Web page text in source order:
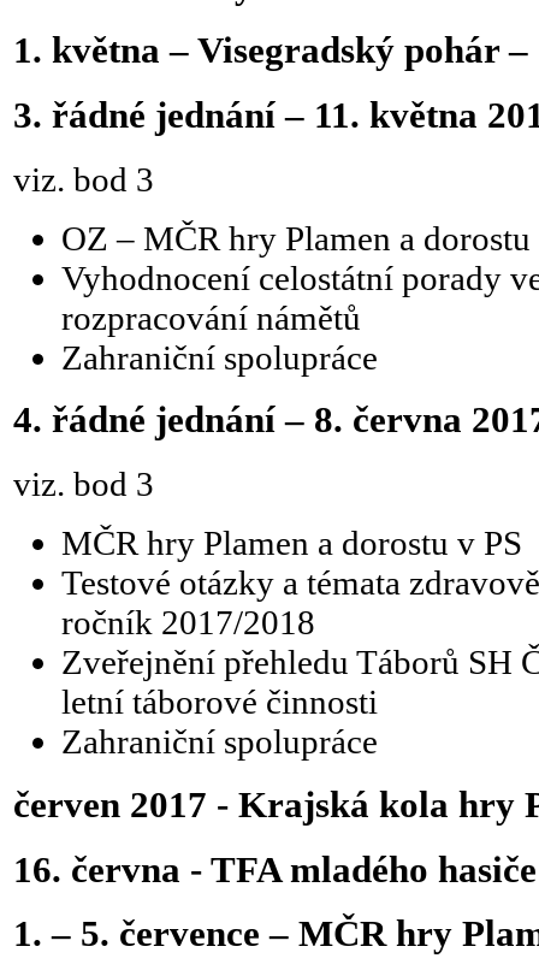
1. května – Visegradský pohár
3. řádné jednání – 11. května
viz. bod 3
OZ – MČR hry Plamen a dorostu
Vyhodnocení celostátní porady
rozpracování námětů
Zahraniční spolupráce
4. řádné jednání – 8. června
viz. bod 3
MČR hry Plamen a dorostu v PS
Testové otázky a témata
ročník 2017/2018
Zveřejnění přehledu Táborů SH
letní táborové činnosti
Zahraniční spolupráce
červen 2017 - Krajská kola hry
16. června - TFA mladého
1. – 5. července – MČR hry